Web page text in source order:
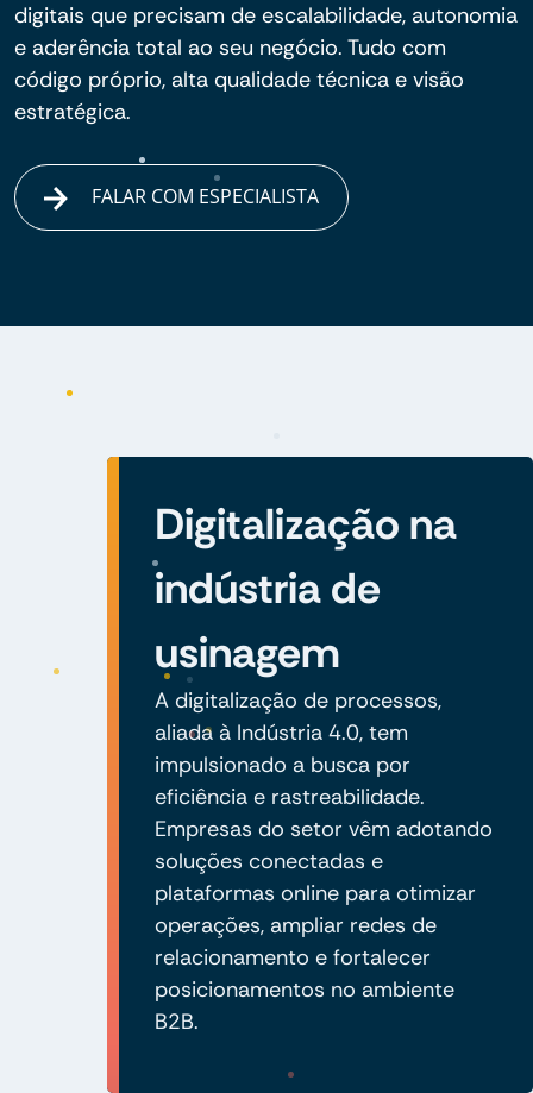
digitais que precisam de escalabilidade, autonomia
e aderência total ao seu negócio. Tudo com
código próprio, alta qualidade técnica e visão
estratégica.
FALAR COM ESPECIALISTA
Digitalização na
indústria de
usinagem
A digitalização de processos,
aliada à Indústria 4.0, tem
impulsionado a busca por
eficiência e rastreabilidade.
Empresas do setor vêm adotando
soluções conectadas e
plataformas online para otimizar
operações, ampliar redes de
relacionamento e fortalecer
posicionamentos no ambiente
B2B.